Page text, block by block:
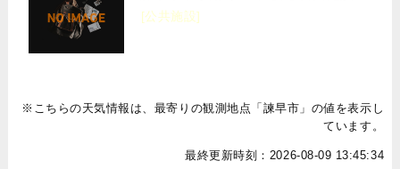
[公共施設]
※こちらの天気情報は、最寄りの観測地点「諫早市」の値を表示し
ています。
最終更新時刻：2026-08-09 13:45:34